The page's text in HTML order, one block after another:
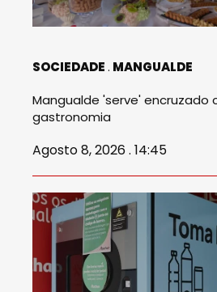
SOCIEDADE MANGUALDE
Mangualde 'serve' encruzado
gastronomia
Agosto 8, 2026 . 14:45